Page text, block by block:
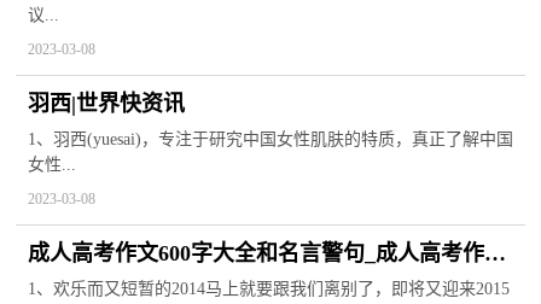
议...
2023-03-08
羽西|世界快资讯
1、羽西(yuesai)，专注于研究中国女性肌肤的特质，真正了解中国
女性...
2023-03-08
成人高考作文600字大全和名言警句_成人高考作文
600字大全_动态
1、欢乐而又短暂的2014马上就要跟我们离别了，即将又迎来2015